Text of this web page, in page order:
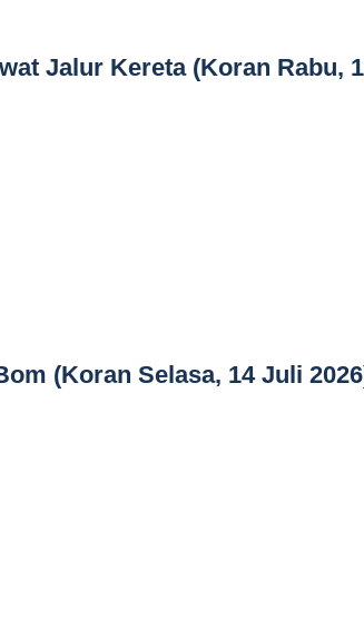
Jalur Kereta (Koran Rabu,
(Koran Selasa, 14 Juli